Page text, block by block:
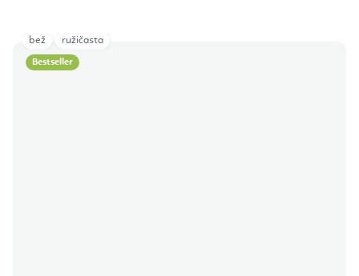
Bestseller
bež ružičasta